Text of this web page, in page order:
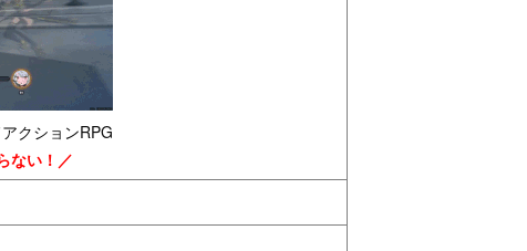
クションRPG
ない！／